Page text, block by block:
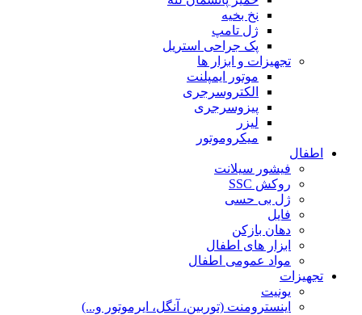
نخ بخیه
ژل تامپ
پک جراحی استریل
تجهیزات و ابزار ها
موتور ایمپلنت
الکتروسرجری
پیزوسرجری
لیزر
میکروموتور
اطفال
فیشور سیلانت
روکش SSC
ژل بی حسی
فایل
دهان بازکن
ابزار های اطفال
مواد عمومی اطفال
تجهیزات
یونیت
اینسترومنت (توربین، آنگل، ایرموتور و...)